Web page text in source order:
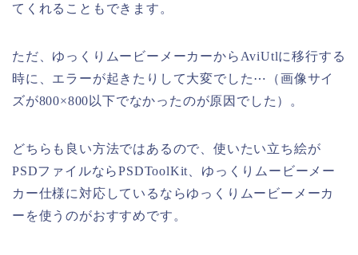
てくれることもできます。
ただ、ゆっくりムービーメーカーからAviUtlに移行する
時に、エラーが起きたりして大変でした⋯（画像サイ
ズが800×800以下でなかったのが原因でした）。
どちらも良い方法ではあるので、使いたい立ち絵が
PSDファイルならPSDToolKit、ゆっくりムービーメー
カー仕様に対応しているならゆっくりムービーメーカ
ーを使うのがおすすめです。